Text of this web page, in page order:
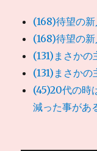
(168)待望の
(168)待望の
(131)まさか
(131)まさか
(45)20代の時
減った事があ